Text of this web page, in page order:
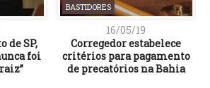
de SP,
foi
BASTIDORES
16/05/19
Corregedor estabelece
critérios para pagamento
de precatórios na Bahia